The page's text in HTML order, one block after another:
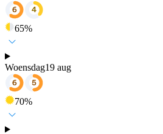
65%
Woensdag19 aug
70%